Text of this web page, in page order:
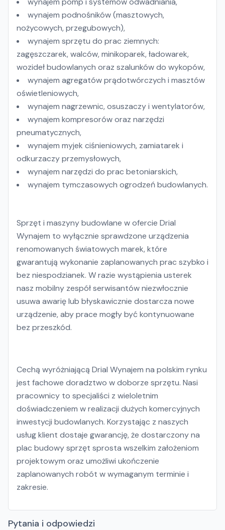
wynajem podnośników (masztowych,
nożycowych, przegubowych),
wynajem sprzętu do prac ziemnych:
zagęszczarek, walców, minikoparek, ładowarek,
wozideł budowlanych oraz szalunków do wykopów,
wynajem agregatów prądotwórczych i masztów
oświetleniowych,
wynajem nagrzewnic, osuszaczy i wentylatorów,
wynajem kompresorów oraz narzędzi
pneumatycznych,
wynajem myjek ciśnieniowych, zamiatarek i
odkurzaczy przemysłowych,
wynajem narzędzi do prac betoniarskich,
wynajem tymczasowych ogrodzeń budowlanych.
Sprzęt i maszyny budowlane w ofercie Drial
Wynajem to wyłącznie sprawdzone urządzenia
renomowanych światowych marek, które
gwarantują wykonanie zaplanowanych prac szybko i
bez niespodzianek. W razie wystąpienia usterek
nasz mobilny zespół serwisantów niezwłocznie
usuwa awarię lub błyskawicznie dostarcza nowe
urządzenie, aby prace mogły być kontynuowane
bez przeszkód.
Cechą wyróżniającą Drial Wynajem na polskim rynku
jest fachowe doradztwo w doborze sprzętu. Nasi
pracownicy to specjaliści z wieloletnim
doświadczeniem w realizacji dużych komercyjnych
inwestycji budowlanych. Korzystając z naszych
usług klient dostaje gwarancję, że dostarczony na
plac budowy sprzęt sprosta wszelkim założeniom
projektowym oraz umożliwi ukończenie
zaplanowanych robót w wymaganym terminie i
zakresie.
Pytania i odpowiedzi